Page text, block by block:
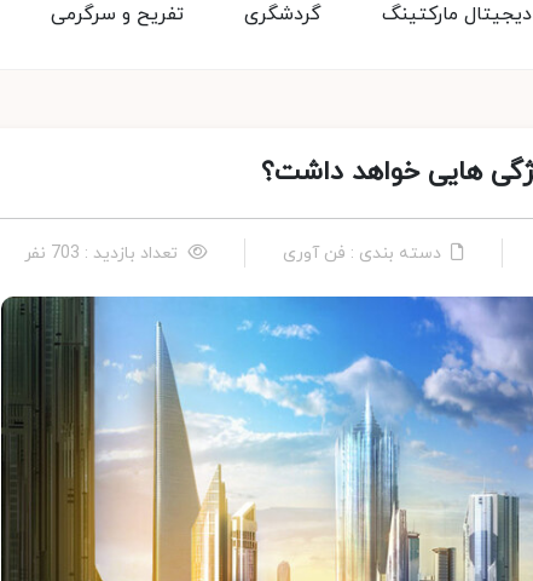
تفریح و سرگرمی گردشگری دیجیتال مارکتینگ
دسته بندی : فن آوری تعداد بازدید : 703 نفر